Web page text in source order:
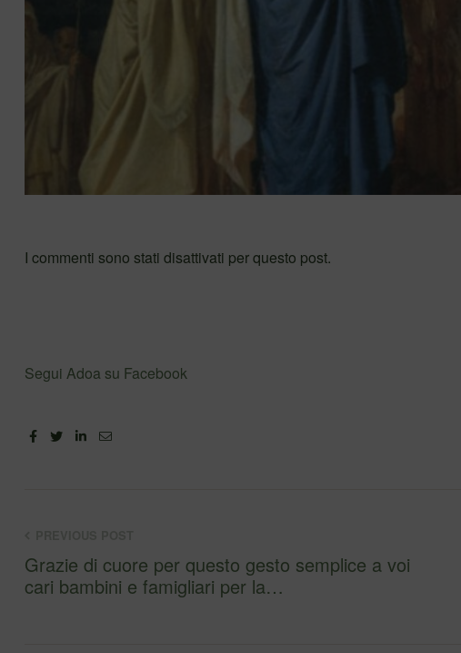
I commenti sono stati disattivati per questo post.
Segui Adoa su Facebook
FacebookTwitterLinkedin
Email
Grazie di cuore per questo gesto semplice a voi
cari bambini e famigliari per la…